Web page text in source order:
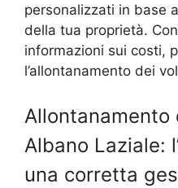
personalizzati in base
della tua proprietà.
informazioni sui costi,
l’allontanamento dei
Allontanamento
Albano Laziale:
una corretta